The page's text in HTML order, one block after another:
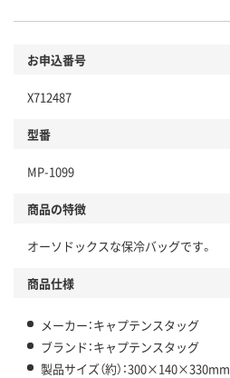
お申込番号
X712487
型番
MP-1099
商品の特徴
オーソドックスな保冷バッグです。
商品仕様
メーカー：キャプテンスタッグ
ブランド：キャプテンスタッグ
製品サイズ（約）：300×140×330mm